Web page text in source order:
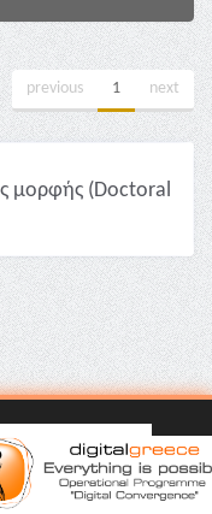
previous 1 next
μορφής (Doctoral